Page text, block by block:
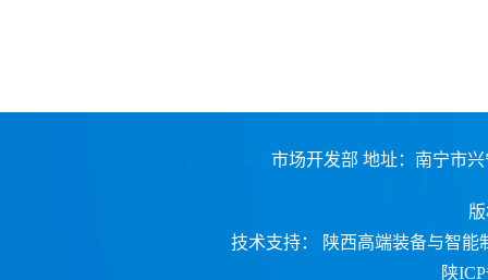
市场开发部 地址：南宁市兴
技术支持：
陕西高端装备与智能
陕